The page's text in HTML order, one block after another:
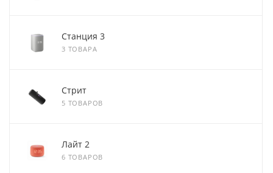
Станция 3
3 ТОВАРА
Стрит
5 ТОВАРОВ
Лайт 2
6 ТОВАРОВ